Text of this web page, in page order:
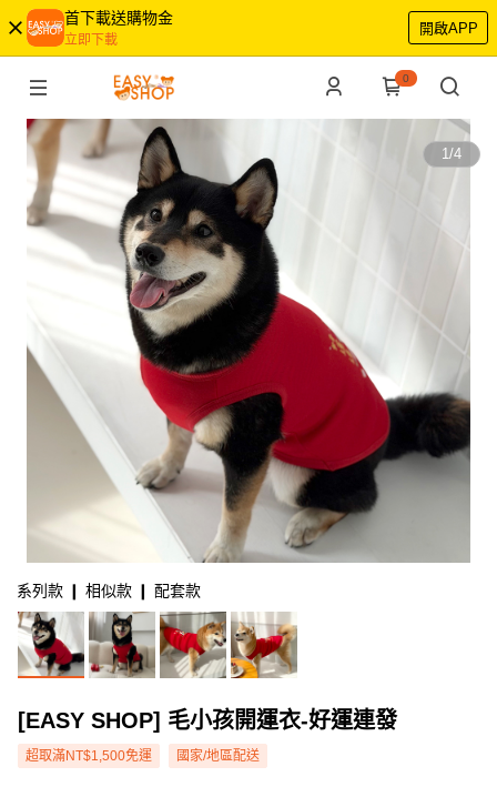
首下載送購物金
立即下載
開啟APP
0
1/4
系列款 ❙ 相似款 ❙ 配套款
[EASY SHOP] 毛小孩開運衣-好運連發
超取滿NT$1,500免運 國家/地區配送